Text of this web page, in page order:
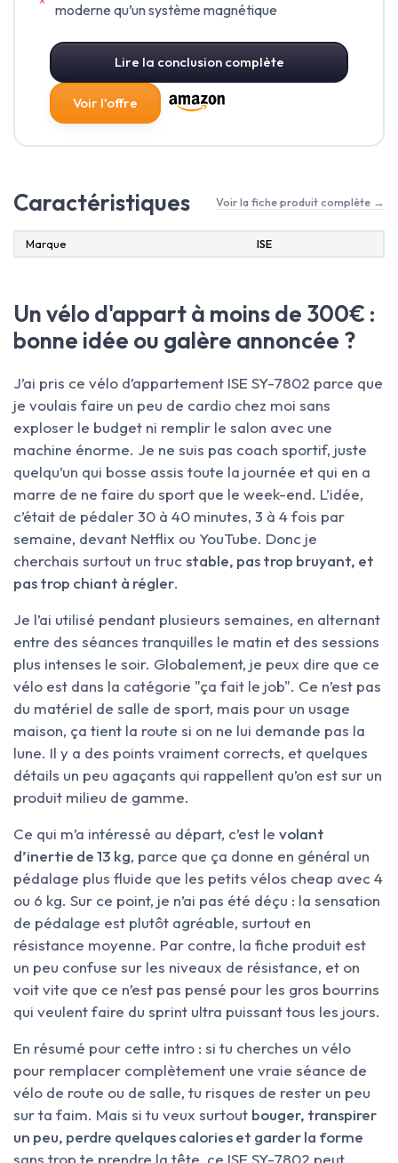
moderne qu’un système magnétique
Lire la conclusion complète
Voir l'offre
Caractéristiques Voir la fiche produit complète →
Marque ISE
Un vélo d'appart à moins de 300€ :
bonne idée ou galère annoncée ?
J’ai pris ce vélo d’appartement ISE SY-7802 parce que
je voulais faire un peu de cardio chez moi sans
exploser le budget ni remplir le salon avec une
machine énorme. Je ne suis pas coach sportif, juste
quelqu’un qui bosse assis toute la journée et qui en a
marre de ne faire du sport que le week-end. L’idée,
c’était de pédaler 30 à 40 minutes, 3 à 4 fois par
semaine, devant Netflix ou YouTube. Donc je
cherchais surtout un truc stable, pas trop bruyant, et
pas trop chiant à régler.
Je l’ai utilisé pendant plusieurs semaines, en alternant
entre des séances tranquilles le matin et des sessions
plus intenses le soir. Globalement, je peux dire que ce
vélo est dans la catégorie "ça fait le job". Ce n’est pas
du matériel de salle de sport, mais pour un usage
maison, ça tient la route si on ne lui demande pas la
lune. Il y a des points vraiment corrects, et quelques
détails un peu agaçants qui rappellent qu’on est sur un
produit milieu de gamme.
Ce qui m’a intéressé au départ, c’est le volant
d’inertie de 13 kg, parce que ça donne en général un
pédalage plus fluide que les petits vélos cheap avec 4
ou 6 kg. Sur ce point, je n’ai pas été déçu : la sensation
de pédalage est plutôt agréable, surtout en
résistance moyenne. Par contre, la fiche produit est
un peu confuse sur les niveaux de résistance, et on
voit vite que ce n’est pas pensé pour les gros bourrins
qui veulent faire du sprint ultra puissant tous les jours.
En résumé pour cette intro : si tu cherches un vélo
pour remplacer complètement une vraie séance de
vélo de route ou de salle, tu risques de rester un peu
sur ta faim. Mais si tu veux surtout bouger, transpirer
un peu, perdre quelques calories et garder la forme
sans trop te prendre la tête, ce ISE SY-7802 peut